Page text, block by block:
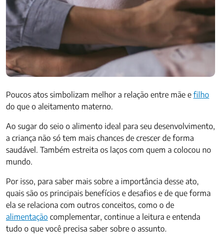
Poucos atos simbolizam melhor a relação entre mãe e filho
do que o aleitamento materno.
Ao sugar do seio o alimento ideal para seu desenvolvimento,
a criança não só tem mais chances de crescer de forma
saudável. Também estreita os laços com quem a colocou no
mundo.
Por isso, para saber mais sobre a importância desse ato,
quais são os principais benefícios e desafios e de que forma
ela se relaciona com outros conceitos, como o de
alimentação complementar, continue a leitura e entenda
tudo o que você precisa saber sobre o assunto.